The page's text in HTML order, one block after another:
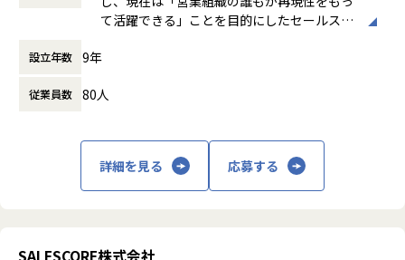
提供するSaaSプロダクトです。
このValue Mapという強力な基盤の上に、営業組織の課題を
ぜ、どこで躓いているか」を即座に把握できます。これによ
り、工数をかけずに的確なフィードバックが可能になり、育
成の属人性を解消します。
休憩時間： 60分
て活躍できる」ことを目的にしたセールスイ
スコア）」を提供しています。
支援システム）と相互連携し、営業進捗やKP
＊セールスイネーブルメントとは「誰もが活
業組織に所属する全員が成果創出できるよう
設立年数 9年
従業員数 80人
詳細を見る 応募する
SALESCORE株式会社